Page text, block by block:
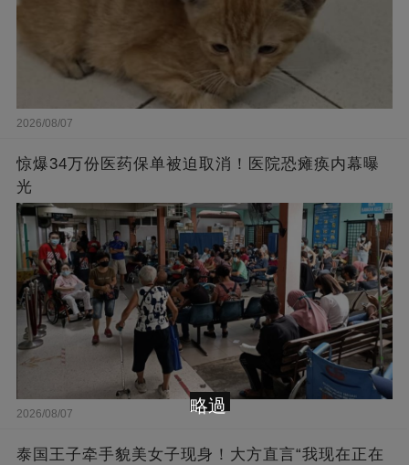
2026/08/07
惊爆34万份医药保单被迫取消！医院恐瘫痪内幕曝
光
2026/08/07
泰国王子牵手貌美女子现身！大方直言“我现在正在
略過